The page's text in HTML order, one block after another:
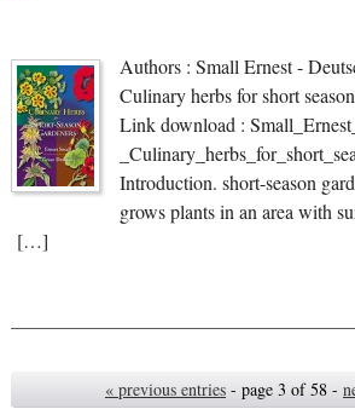
Authors : Small Ernest -
Culinary herbs for short
Link download :
Introduction. short-season
grows plants in an area with
[…]
« previous entries - page 3 of 58 -